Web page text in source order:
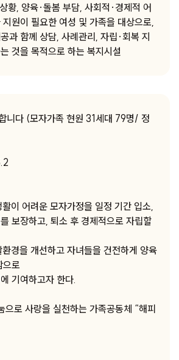
황, 양육·돌봄 부담, 사회적·경제적 어
원이 필요한 여성 및 가족을 대상으로,
과 함께 상담, 사례관리, 자립·회복 지
것을 목적으로 하는 복지시설
니다 (모자가족 현원 31세대 79명/ 정
이 어려운 모자가정을 일정 기간 입소,
보장하고, 퇴소 후 경제적으로 자립할
경을 개선하고 자녀들을 건전하게 양육
으로
기여하고자 한다.
로 사랑을 실천하는 가족공동체 “해피